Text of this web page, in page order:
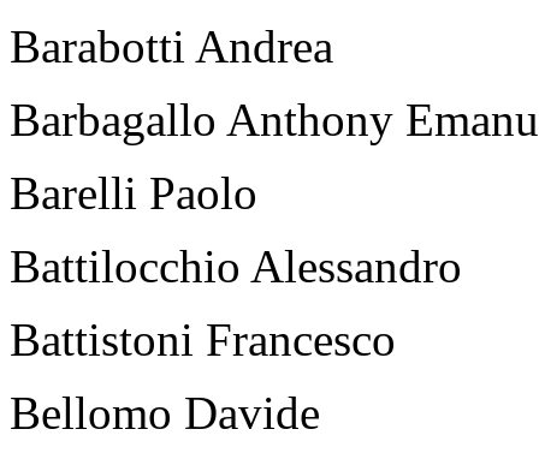
Barabotti Andrea
Barbagallo Anthony
Barelli Paolo
Battilocchio Alessandro
Battistoni Francesco
Bellomo Davide